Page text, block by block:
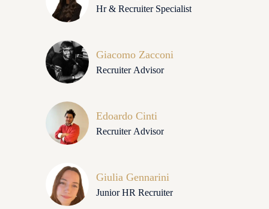
Hr & Recruiter Specialist
Giacomo Zacconi
Recruiter Advisor
Edoardo Cinti
Recruiter Advisor
Giulia Gennarini
Junior HR Recruiter